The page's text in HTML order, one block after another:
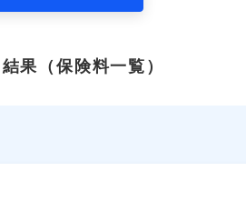
果 （保険料一覧）